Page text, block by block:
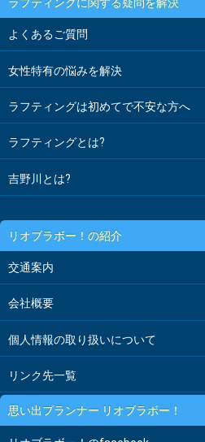
よくあるご質問
女性特有の悩みを解決
ラフティングは初めてで不安な方へ
ラフティングとは?
吉野川とは?
リオブラボー！の紹介
交通案内
会社概要
個人情報の取り扱いについて
リンク先一覧
思い出プランナー リオブラボー！